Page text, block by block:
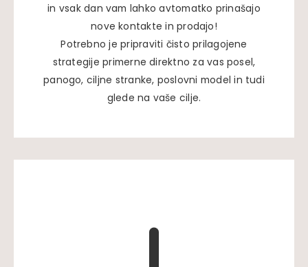
in vsak dan vam lahko avtomatko prinašajo
nove kontakte in prodajo!
Potrebno je pripraviti čisto prilagojene
strategije primerne direktno za vas posel,
panogo, ciljne stranke, poslovni model in tudi
glede na vaše cilje.